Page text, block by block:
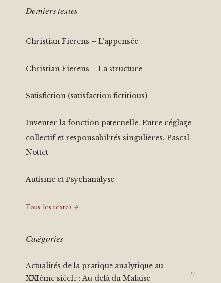
Derniers textes
Christian Fierens – L’appensée
Christian Fierens – La structure
Satisfiction (satisfaction fictitious)
Inventer la fonction paternelle. Entre réglage
collectif et responsabilités singulières. Pascal
Nottet
Autisme et Psychanalyse
Tous les textes
Catégories
Actualités de la pratique analytique au
XXIème siècle : Au delà du Malaise
17